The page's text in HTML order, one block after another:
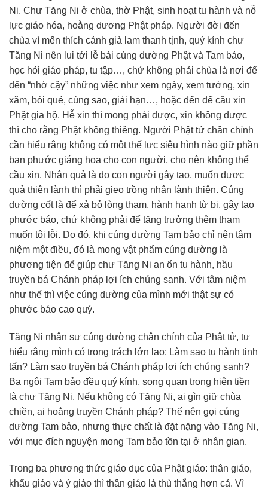
Ni. Chư Tăng Ni ở chùa, thờ Phật, sinh hoạt tu hành và nỗ
lực giáo hóa, hoằng dương Phật pháp. Người đời đến
chùa vì mến thích cảnh già lam thanh tịnh, quý kính chư
Tăng Ni nên lui tới lễ bái cúng dường Phật và Tam bảo,
học hỏi giáo pháp, tu tập…, chứ không phải chùa là nơi để
đến “nhờ cậy” những việc như xem ngày, xem tướng, xin
xăm, bói quẻ, cúng sao, giải hạn…, hoặc đến để cầu xin
Phật gia hộ. Hễ xin thì mong phải được, xin không được
thì cho rằng Phật không thiêng. Người Phật tử chân chính
cần hiểu rằng không có một thế lực siêu hình nào giữ phần
ban phước giáng họa cho con người, cho nên không thể
cầu xin. Nhân quả là do con người gây tạo, muốn được
quả thiện lành thì phải gieo trồng nhân lành thiện. Cúng
dường cốt là để xả bỏ lòng tham, hành hạnh từ bi, gây tạo
phước báo, chứ không phải để tăng trưởng thêm tham
muốn tội lỗi. Do đó, khi cúng dường Tam bảo chỉ nên tâm
niệm một điều, đó là mong vật phẩm cúng dường là
phương tiện để giúp chư Tăng Ni an ổn tu hành, hầu
truyền bá Chánh pháp lợi ích chúng sanh. Với tâm niệm
như thế thì việc cúng dường của mình mới thật sự có
phước báo cao quý.
Tăng Ni nhận sự cúng dường chân chính của Phật tử, tự
hiểu rằng mình có trọng trách lớn lao: Làm sao tu hành tinh
tấn? Làm sao truyền bá Chánh pháp lợi ích chúng sanh?
Ba ngôi Tam bảo đều quý kính, song quan trọng hiện tiền
là chư Tăng Ni. Nếu không có Tăng Ni, ai gìn giữ chùa
chiền, ai hoằng truyền Chánh pháp? Thế nên gọi cúng
dường Tam bảo, nhưng thực chất là đặt nặng vào Tăng Ni,
với mục đích nguyện mong Tam bảo tồn tại ở nhân gian.
Trong ba phương thức giáo dục của Phật giáo: thân giáo,
khẩu giáo và ý giáo thì thân giáo là thù thắng hơn cả. Vì